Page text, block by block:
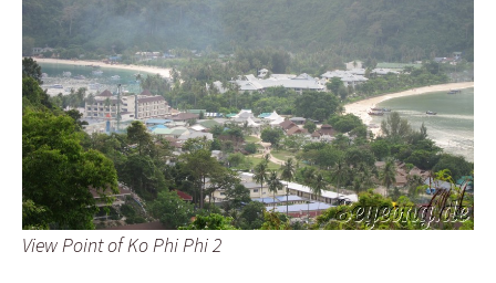
View Point of Ko Phi Phi 2